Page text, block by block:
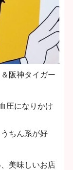
阪神タイガー
圧になりかけ
ちん系が好
美味しいお店